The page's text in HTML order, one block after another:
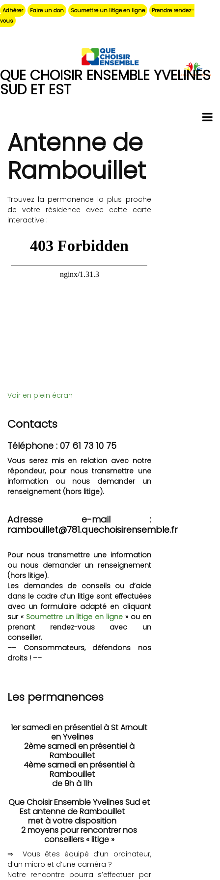
Aller
au
contenu
Adhérer Faire un don Soumettre un litige en ligne
Prendre rendez-
vous
QUE CHOISIR ENSEMBLE YVELINES
SUD ET EST
Antenne de
Rambouillet
Trouvez la permanence la plus proche
de votre résidence avec cette carte
interactive :
Voir en plein écran
Contacts
Téléphone : 07 61 73 10 75
Vous serez mis en relation avec notre
répondeur, pour nous transmettre une
information ou nous demander un
renseignement (hors litige).
Adresse e-mail :
rambouillet@781.quechoisirensemble.fr
Pour nous transmettre une information
ou nous demander un renseignement
(hors litige).
Les demandes de conseils ou d’aide
dans le cadre d’un litige sont effectuées
avec un formulaire adapté en cliquant
sur « Soumettre un litige en ligne » ou en
prenant rendez-vous avec un
conseiller.
–– Consommateurs, défendons nos
droits ! ––
Les permanences
1er samedi en présentiel à St Arnoult
en Yvelines
2ème samedi en présentiel à
Rambouillet
4ème samedi en présentiel à
Rambouillet
de 9h à 11h
Que Choisir Ensemble Yvelines Sud et
Est antenne de Rambouillet
met à votre disposition
2 moyens pour rencontrer nos
conseillers « litige »
⇒ Vous êtes équipé d’un ordinateur,
d’un micro et d’une caméra ?
Notre rencontre pourra s’effectuer par